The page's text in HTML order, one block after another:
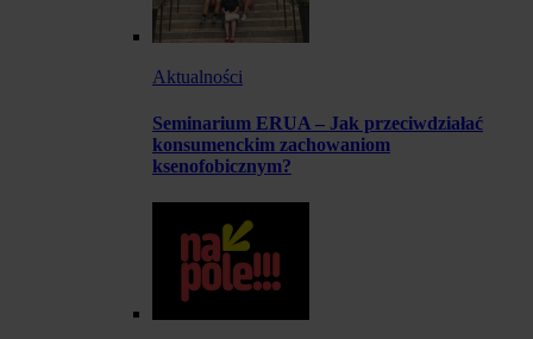
Aktualności
Seminarium ERUA – Jak przeciwdziałać
konsumenckim zachowaniom
ksenofobicznym?